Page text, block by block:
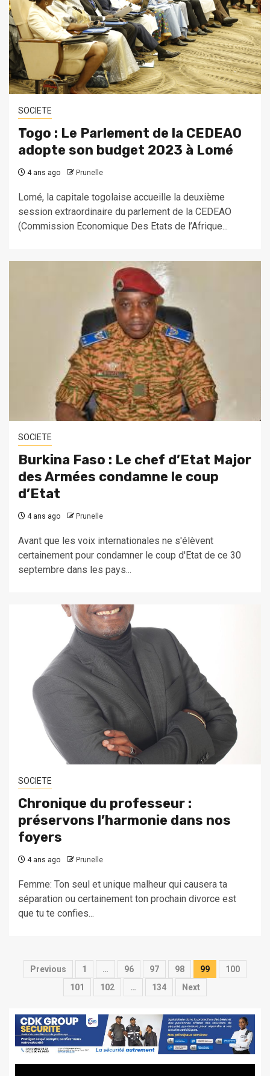
SOCIETE
Togo : Le Parlement de la CEDEAO
adopte son budget 2023 à Lomé
4 ans ago Prunelle
Lomé, la capitale togolaise accueille la deuxième
session extraordinaire du parlement de la CEDEAO
(Commission Economique Des Etats de l’Afrique...
SOCIETE
Burkina Faso : Le chef d’Etat Major
des Armées condamne le coup
d’Etat
4 ans ago Prunelle
Avant que les voix internationales ne s'élèvent
certainement pour condamner le coup d'Etat de ce 30
septembre dans les pays...
SOCIETE
Chronique du professeur :
préservons l’harmonie dans nos
foyers
4 ans ago Prunelle
Femme: Ton seul et unique malheur qui causera ta
séparation ou certainement ton prochain divorce est
que tu te confies...
Pagination
publications
Previous 1 … 96 97 98 99
100
101
102 … 134 Next